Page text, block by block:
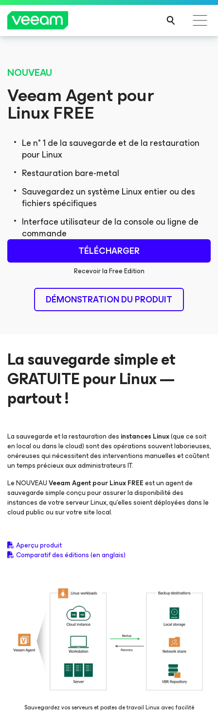
impactés par la mise à jour de CrowdStrike
LA
SUIT
E
2025 Gartner
Veeam classé au premier rang pour sa capacité
d’exécution pour la 6efois consécutive,
et nommé leader pour la 9
ACCÉDER AU RAPPORT
NOUVEAU
Veeam Agentpour
LinuxFREE
Le n° 1 de la sauvegarde et de la restauration
pour Linux
Restauration bare-metal
Sauvegardez un système Linux entier ou des
fichiers spécifiques
Interface utilisateur de la console ou ligne de
commande
TÉLÉCHARGER
Recevoir la Free Edition
DÉMONSTRATION DU PRODUIT
La sauvegarde simple et
GRATUITE pour Linux —
partout !
La sauvegarde et la restauration des instances Linux(que ce soit
en local ou dans le cloud) sont des opérations souvent laborieuses,
onéreuses qui nécessitent des interventions manuelles et coûtent
un temps précieux aux administrateurs IT.
Le NOUVEAUVeeamAgentpour LinuxFREEest un agent de
sauvegarde simple conçu pour assurer la disponibilité des
instances de votre serveur Linux, qu’elles soient déployées dans le
cloud public ou sur votre site local.
Aperçu produit
Comparatif des éditions (en anglais)
Sauvegardez vos serveurs et postes de travail Linux avec facilité